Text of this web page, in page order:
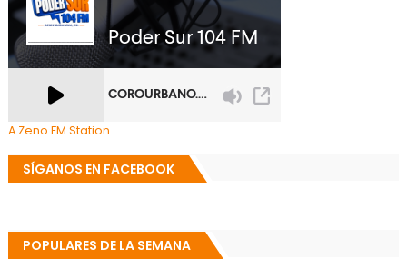
A Zeno.FM Station
SÍGANOS EN FACEBOOK
POPULARES DE LA SEMANA